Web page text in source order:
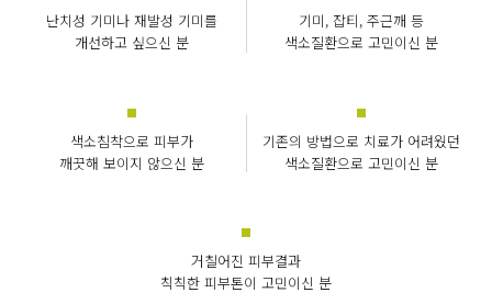
난치성 기미나 재발성 기미를
개선하고 싶으신 분
기미, 잡티, 주근깨 등
색소질환으로 고민이신 분
색소침착으로 피부가
깨끗해 보이지 않으신 분
기존의 방법으로 치료가 어려웠던
색소질환으로 고민이신 분
거칠어진 피부결과
칙칙한 피부톤이 고민이신 분